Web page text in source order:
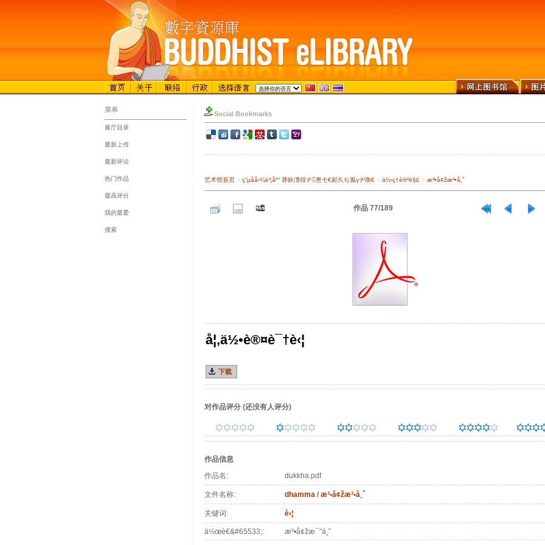
菜单
展厅目录
最新上传
最新评论
热门作品
最高评分
我的最爱
搜索
Social Bookmarks
艺术馆首页> ç”µå­å›¾ä¹¦åº“ 莽鈥澛得ヂ惷モ€郝久ぢ孤γヂ衡€> ä½›ç†è®²è§£> æ³•å¢žæ³•å¸ˆ
作品 77/189
å¦‚ä½•è®¤è¯†è‹¦
下载
对作品评分(还没有人评分)
作品信息
作品名:
dukkha.pdf
文件名称: dhamma/ æ³•å¢žæ³•å¸ˆ
关键词: è‹¦
ä½œè€&#65533;: æ³•å¢žæ¯”ä¸˜